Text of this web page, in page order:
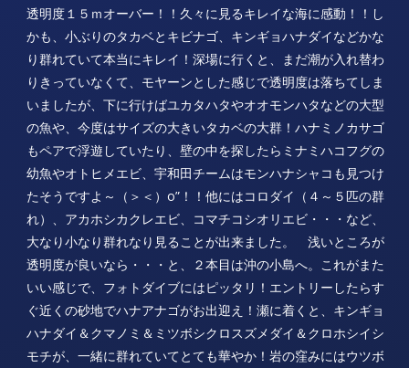
透明度１５ｍオーバー！！久々に見るキレイな海に感動！！し
かも、小ぶりのタカベとキビナゴ、キンギョハナダイなどかな
り群れていて本当にキレイ！深場に行くと、まだ潮が入れ替わ
りきっていなくて、モヤーンとした感じで透明度は落ちてしま
いましたが、下に行けばユカタハタやオオモンハタなどの大型
の魚や、今度はサイズの大きいタカベの大群！ハナミノカサゴ
もペアで浮遊していたり、壁の中を探したらミナミハコフグの
幼魚やオトヒメエビ、宇和田チームはモンハナシャコも見つけ
たそうですよ～（＞＜）o”！！他にはコロダイ（４～５匹の群
れ）、アカホシカクレエビ、コマチコシオリエビ・・・など、
大なり小なり群れなり見ることが出来ました。 浅いところが
透明度が良いなら・・・と、２本目は沖の小島へ。これがまた
いい感じで、フォトダイブにはピッタリ！エントリーしたらす
ぐ近くの砂地でハナアナゴがお出迎え！瀬に着くと、キンギョ
ハナダイ＆クマノミ＆ミツボシクロスズメダイ＆クロホシイシ
モチが、一緒に群れていてとても華やか！岩の窪みにはウツボ